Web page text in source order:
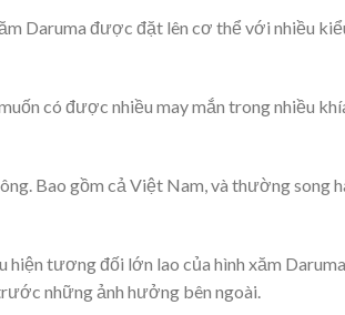
Daruma được đặt lên cơ thể với nhiều
có được nhiều may mắn trong nhiều
Bao gồm cả Việt Nam, và thường song
tương đối lớn lao của hình xăm Daruma
những ảnh hưởng bên ngoài.